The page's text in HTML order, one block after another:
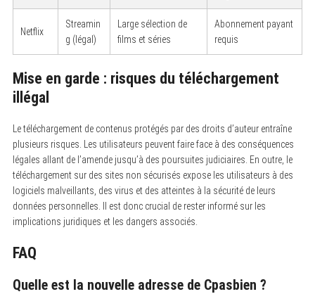
Netflix
Streamin
g (légal)
Large sélection de
films et séries
Abonnement payant
requis
Mise en garde : risques du téléchargement
illégal
Le téléchargement de contenus protégés par des droits d’auteur entraîne
plusieurs risques. Les utilisateurs peuvent faire face à des conséquences
légales allant de l’amende jusqu’à des poursuites judiciaires. En outre, le
téléchargement sur des sites non sécurisés expose les utilisateurs à des
logiciels malveillants, des virus et des atteintes à la sécurité de leurs
données personnelles. Il est donc crucial de rester informé sur les
implications juridiques et les dangers associés.
FAQ
Quelle est la nouvelle adresse de Cpasbien ?